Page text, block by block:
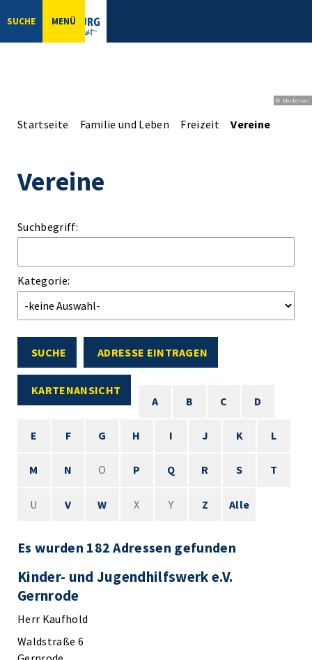
SUCHE MENÜ
© bbsferrari
Startseite Familie und Leben Freizeit Vereine
Vereine
Suchbegriff:
Kategorie:
SUCHE ADRESSE EINTRAGEN
KARTENANSICHT
A
B C D
E F G H I J K L
M N O P Q R S T
U V W X Y Z Alle
Es wurden 182 Adressen gefunden
Kinder- und Jugendhilfswerk e.V.
Gernrode
Herr Kaufhold
Waldstraße 6